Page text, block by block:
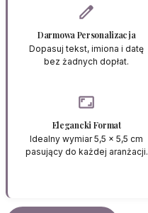
edit
Darmowa Personalizacja
Dopasuj tekst, imiona i datę
bez żadnych dopłat.
aspect_ratio
Elegancki Format
Idealny wymiar 5,5 x 5,5 cm
pasujący do każdej aranżacji.